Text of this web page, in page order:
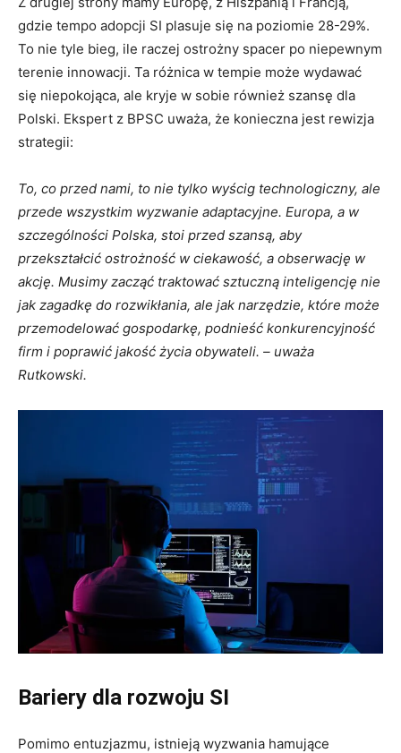
gdzie tempo adopcji SI plasuje się na poziomie 28-29%.
To nie tyle bieg, ile raczej ostrożny spacer po niepewnym
terenie innowacji. Ta różnica w tempie może wydawać
się niepokojąca, ale kryje w sobie również szansę dla
Polski. Ekspert z BPSC uważa, że konieczna jest rewizja
strategii:
To, co przed nami, to nie tylko wyścig technologiczny, ale
przede wszystkim wyzwanie adaptacyjne. Europa, a w
szczególności Polska, stoi przed szansą, aby
przekształcić ostrożność w ciekawość, a obserwację w
akcję. Musimy zacząć traktować sztuczną inteligencję nie
jak zagadkę do rozwikłania, ale jak narzędzie, które może
przemodelować gospodarkę, podnieść konkurencyjność
firm i poprawić jakość życia obywateli. – uważa
Rutkowski.
Bariery dla rozwoju SI
Pomimo entuzjazmu, istnieją wyzwania hamujące